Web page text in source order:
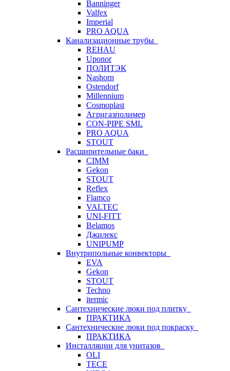
Banninger
Valfex
Imperial
PRO AQUA
Канализационные трубы
REHAU
Uponor
ПОЛИТЭК
Nashorn
Ostendorf
Millennium
Cosmoplast
Агригазполимер
CON-PIPE SML
PRO AQUA
STOUT
Расширительные баки
CIMM
Gekon
STOUT
Reflex
Flamco
VALTEC
UNI-FITT
Belamos
Джилекс
UNIPUMP
Внутрипольные конвекторы
EVA
Gekon
STOUT
Techno
itermic
Сантехнические люки под плитку
ПРАКТИКА
Сантехнические люки под покраску
ПРАКТИКА
Инсталляции для унитазов
OLI
TECE